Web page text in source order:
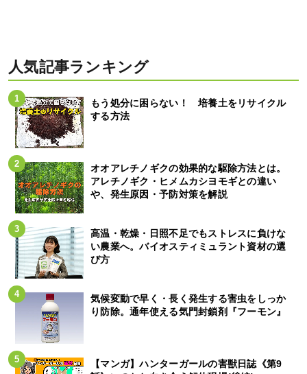
人気記事ランキング
もう処分に困らない！ 培養土をリサイクル
する方法
オオアレチノギクの効果的な駆除方法とは。
アレチノギク・ヒメムカシヨモギとの違い
や、発生原因・予防対策を解説
高温・乾燥・日照不足でもストレスに負けな
い農業へ。バイオスティミュラント資材の選
び方
気候変動で早く・長く発生する害虫をしっか
り防除。通年使える気門封鎖剤『フーモン』
【マンガ】ハンターガールの害獣日誌《第9